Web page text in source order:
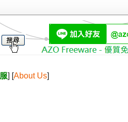
] [About Us]